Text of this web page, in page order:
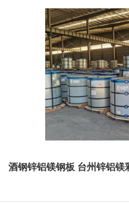
酒钢锌铝镁钢板 台州锌铝镁